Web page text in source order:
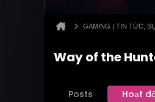
GAMING | TIN TỨC,
Way of the
Posts Hoạt